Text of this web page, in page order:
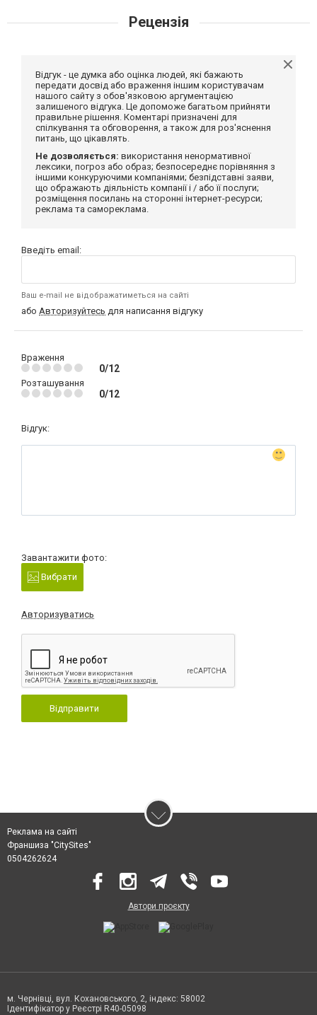
Рецензія
Відгук - це думка або оцінка людей, які бажають
передати досвід або враження іншим користувачам
нашого сайту з обов'язковою аргументацією
залишеного відгука. Це допоможе багатьом прийняти
правильне рішення. Коментарі призначені для
спілкування та обговорення, а також для роз'яснення
питань, що цікавлять.
Не дозволяється: використання ненормативної
лексики, погроз або образ; безпосереднє порівняння з
іншими конкуруючими компаніями; безпідставні заяви,
що ображають діяльність компанії і / або її послуги;
розміщення посилань на сторонні інтернет-ресурси;
реклама та самореклама.
Введіть email:
Ваш e-mail не відображатиметься на сайті
або Авторизуйтесь для написання відгуку
Враження
0/12
Розташування
0/12
Відгук:
Завантажити фото:
Вибрати
Авторизуватись
Відправити
Реклама на сайті
Франшиза "CitySites"
0504262624
Автори проєкту
м. Чернівці, вул. Кохановського, 2, індекс: 58002
Ідентифікатор у Реєстрі R40-05098